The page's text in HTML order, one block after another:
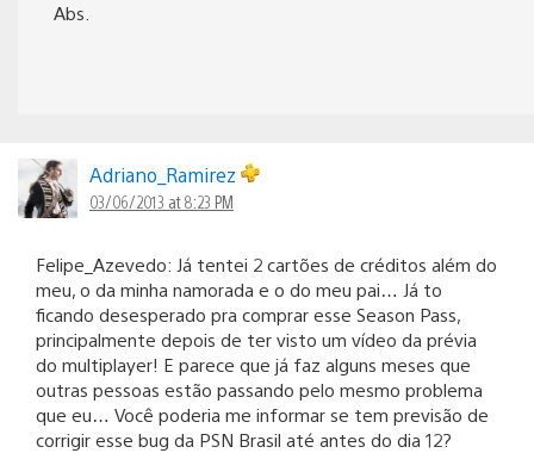
Abs.
Adriano_Ramirez
03/06/2013 at 8:23 PM
Felipe_Azevedo: Já tentei 2 cartões de créditos além do
meu, o da minha namorada e o do meu pai… Já to
ficando desesperado pra comprar esse Season Pass,
principalmente depois de ter visto um vídeo da prévia
do multiplayer! E parece que já faz alguns meses que
outras pessoas estão passando pelo mesmo problema
que eu… Você poderia me informar se tem previsão de
corrigir esse bug da PSN Brasil até antes do dia 12?